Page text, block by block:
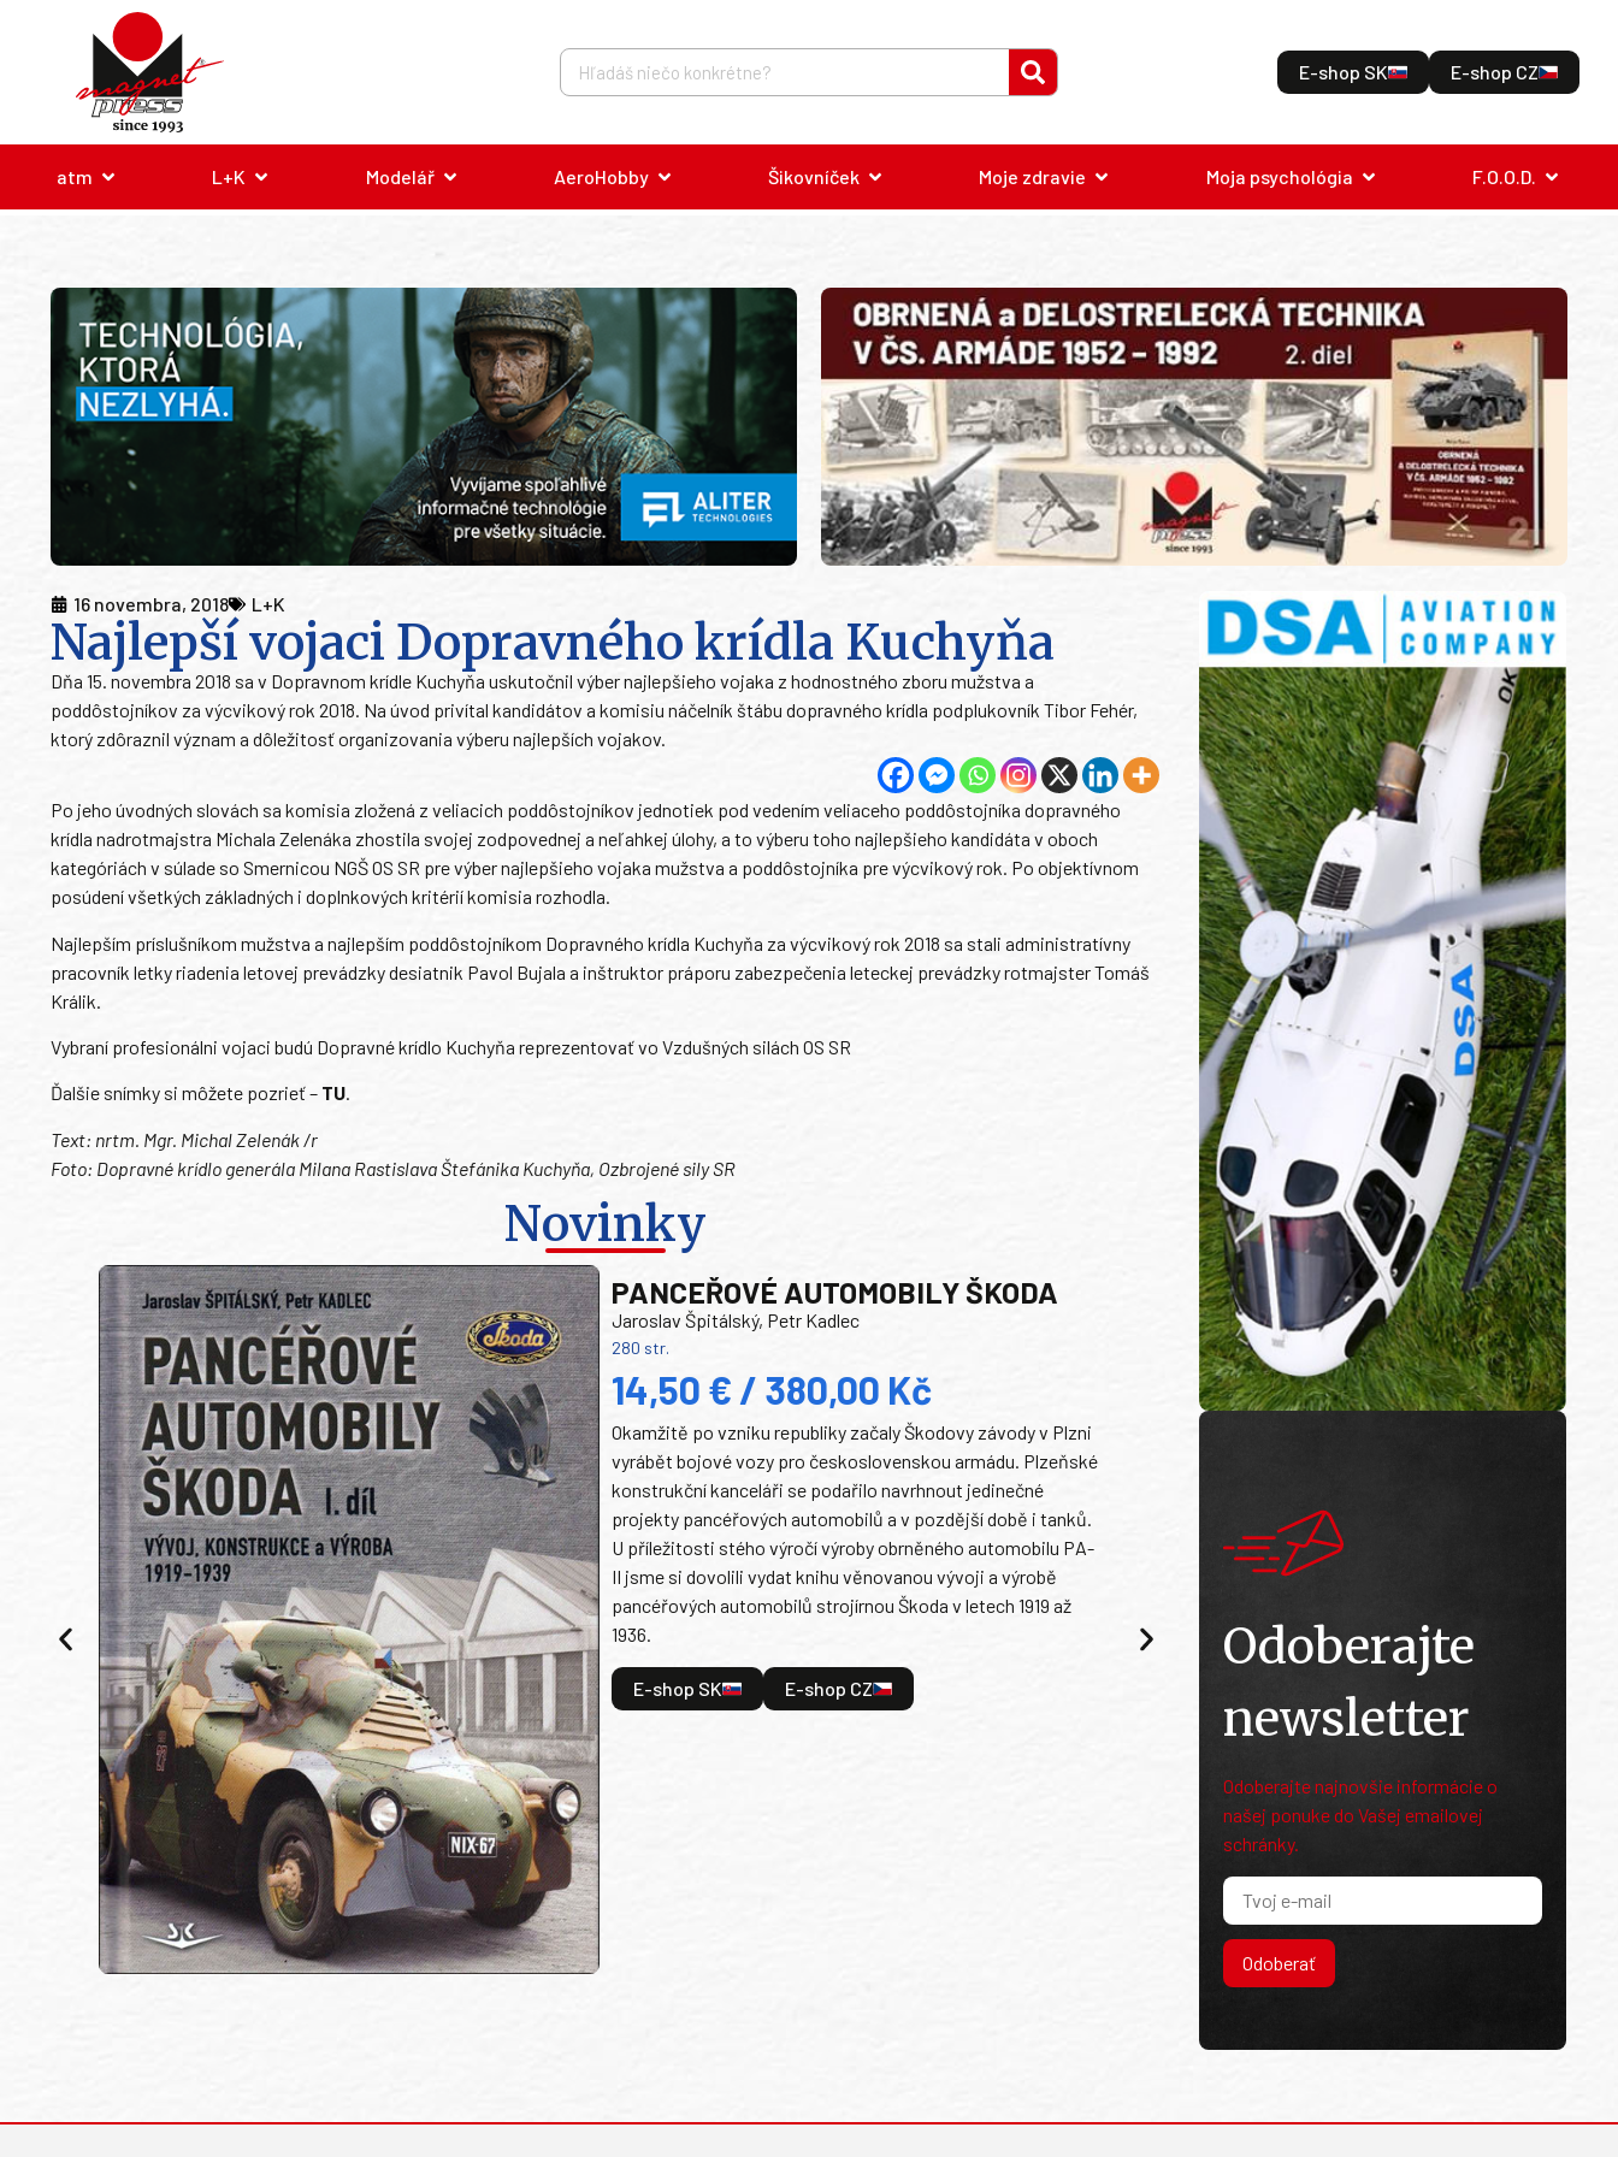
E-shop SK E-shop CZ
atm L+K Modelář AeroHobby Šikovníček Moje zdravie Moja psychológia F.O.O.D.
16 novembra, 2018 L+K
Najlepší vojaci Dopravného krídla Kuchyňa
Dňa 15. novembra 2018 sa v Dopravnom krídle Kuchyňa uskutočnil výber najlepšieho vojaka z hodnostného zboru mužstva a
poddôstojníkov za výcvikový rok 2018. Na úvod privítal kandidátov a komisiu náčelník štábu dopravného krídla podplukovník Tibor Fehér,
ktorý zdôraznil význam a dôležitosť organizovania výberu najlepších vojakov.
Po jeho úvodných slovách sa komisia zložená z veliacich poddôstojníkov jednotiek pod vedením veliaceho poddôstojníka dopravného
krídla nadrotmajstra Michala Zelenáka zhostila svojej zodpovednej a neľahkej úlohy, a to výberu toho najlepšieho kandidáta v oboch
kategóriách v súlade so Smernicou NGŠ OS SR pre výber najlepšieho vojaka mužstva a poddôstojníka pre výcvikový rok. Po objektívnom
posúdení všetkých základných i doplnkových kritérií komisia rozhodla.
Najlepším príslušníkom mužstva a najlepším poddôstojníkom Dopravného krídla Kuchyňa za výcvikový rok 2018 sa stali administratívny
pracovník letky riadenia letovej prevádzky desiatnik Pavol Bujala a inštruktor práporu zabezpečenia leteckej prevádzky rotmajster Tomáš
Králik.
Vybraní profesionálni vojaci budú Dopravné krídlo Kuchyňa reprezentovať vo Vzdušných silách OS SR
Ďalšie snímky si môžete pozrieť – TU.
Text: nrtm. Mgr. Michal Zelenák /r
Foto: Dopravné krídlo generála Milana Rastislava Štefánika Kuchyňa, Ozbrojené sily SR
Novinky
PANCEŘOVÉ AUTOMOBILY ŠKODA
Jaroslav Špitálský, Petr Kadlec
280 str.
14,50 € / 380,00 Kč
Okamžitě po vzniku republiky začaly Škodovy závody v Plzni
vyrábět bojové vozy pro československou armádu. Plzeňské
konstrukční kanceláři se podařilo navrhnout jedinečné
projekty pancéřových automobilů a v pozdější době i tanků.
U příležitosti stého výročí výroby obrněného automobilu PA-
II jsme si dovolili vydat knihu věnovanou vývoji a výrobě
pancéřových automobilů strojírnou Škoda v letech 1919 až
1936.
E-shop SK E-shop CZ
Odoberajte
newsletter
Odoberajte najnovšie informácie o
našej ponuke do Vašej emailovej
schránky.
Odoberať